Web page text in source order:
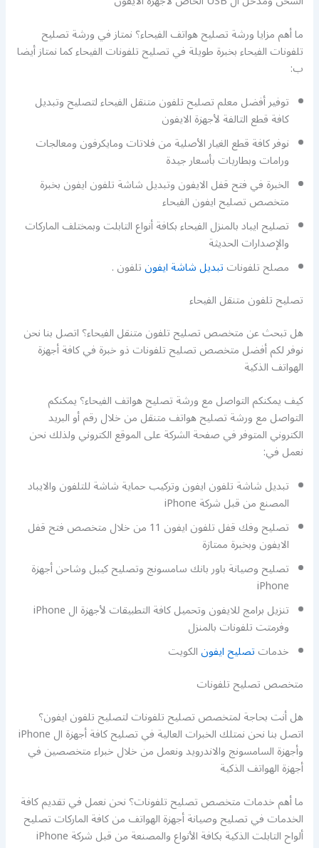
ما أهم مزايا ورشة تصليح هواتف الفيحاء؟ نمتاز في ورشة تصليح
تلفونات الفيحاء بخبرة طويلة في تصليح تلفونات الفيحاء كما نمتاز أيضا
ب:
توفير أفضل معلم تصليح تلفون متنقل الفيحاء لتصليح وتبديل
كافة قطع التالفة لأجهزة الايفون
نوفر كافة قطع الغيار الأصلية من فلاتات ومايكرفون ومعالجات
ورامات وبطاريات بأسعار جيدة
الخبرة في فتح قفل الايفون وتبديل شاشة تلفون ايفون بخبرة
متخصص تصليح ايفون الفيحاء
تصليح ايباد بالمنزل الفيحاء بكافة أنواع التابلت وبمختلف الماركات
والإصدارات الحديثة
مصلح تلفوناتتبديل شاشة ايفونتلفون .
تصليح تلفون متنقل الفيحاء
هل تبحث عن متخصص تصليح تلفون متنقل الفيحاء؟ اتصل بنا نحن
نوفر لكم أفضل متخصص تصليح تلفونات ذو خبرة في كافة أجهزة
الهواتف الذكية
كيف يمكنكم التواصل مع ورشة تصليح هواتف الفيحاء؟ يمكنكم
التواصل مع ورشة تصليح هواتف متنقل من خلال رقم أو البريد
الكتروني المتوفر في صفحة الشركة على الموقع الكتروني ولذلك نحن
نعمل في:
تبديل شاشة تلفون ايفون وتركيب حماية شاشة للتلفون والايباد
المصنع من قبل شركة iPhone
تصليح وفك قفل تلفون ايفون 11 من خلال متخصص فتح قفل
الايفون وبخبرة ممتازة
تصليح وصيانة باور بانك سامسونج وتصليح كيبل وشاحن أجهزة
iPhone
تنزيل برامج للايفون وتحميل كافة التطبيقات لأجهزة ال iPhone
وفرمتت تلفونات بالمنزل
خدماتتصليح ايفونالكويت
متخصص تصليح تلفونات
هل أنت بحاجة لمتخصص تصليح تلفونات لتصليح تلفون ايفون؟
اتصل بنا نحن نمتلك الخبرات العالية في تصليح كافة أجهزة ال iPhone
وأجهزة السامسونج والاندرويد ونعمل من خلال خبراء متخصصين في
أجهزة الهواتف الذكية
ما أهم خدمات متخصص تصليح تلفونات؟ نحن نعمل في تقديم كافة
الخدمات في تصليح وصيانة أجهزة الهواتف من كافة الماركات تصليح
ألواح التابلت الذكية بكافة الأنواع والمصنعة من قبل شركة iPhone